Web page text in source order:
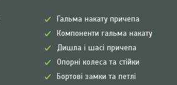
Гальма накату причепа
Компоненти гальма накату
Дишла і шасі причепа
Опорні колеса та стійки
Бортові замки та петлі